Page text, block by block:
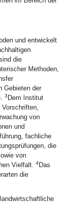
und entwickelt
die
Methoden,
Gebieten der
3 Dem Institut
von
und
fachliche
die
von
Vielfalt. 4Das
die